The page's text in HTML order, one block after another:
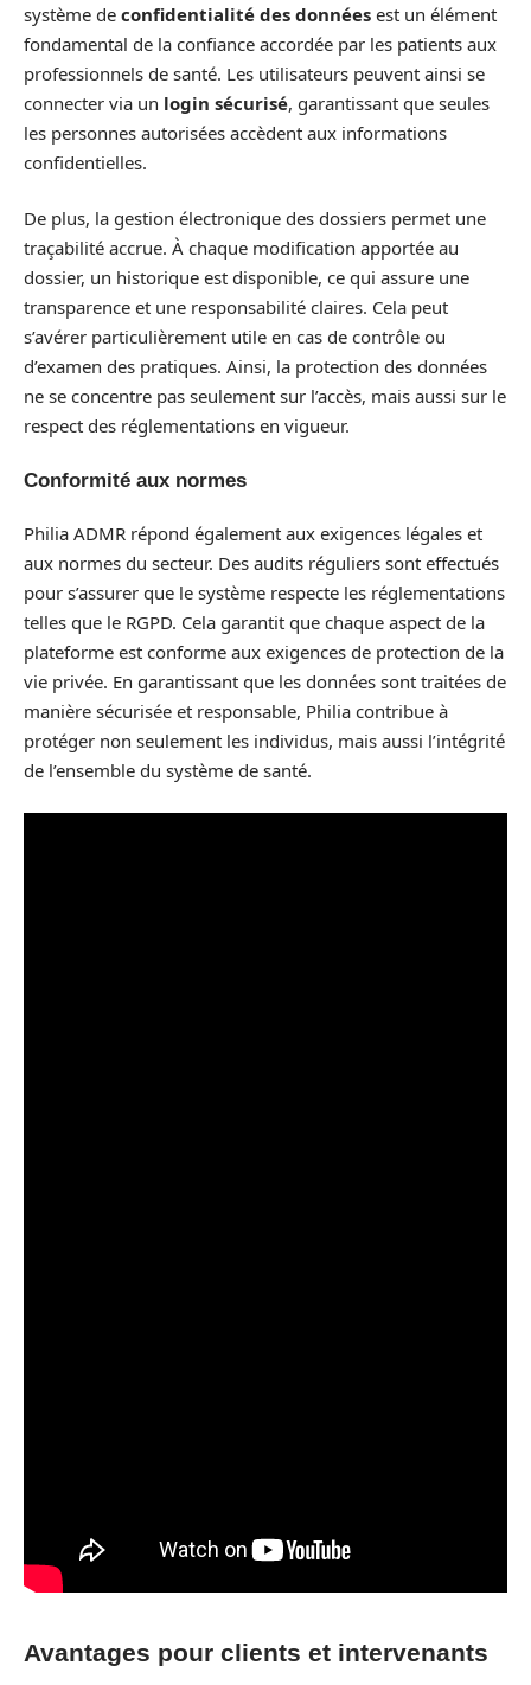
système de confidentialité des données est un élément
fondamental de la confiance accordée par les patients aux
professionnels de santé. Les utilisateurs peuvent ainsi se
connecter via un login sécurisé, garantissant que seules
les personnes autorisées accèdent aux informations
confidentielles.
De plus, la gestion électronique des dossiers permet une
traçabilité accrue. À chaque modification apportée au
dossier, un historique est disponible, ce qui assure une
transparence et une responsabilité claires. Cela peut
s’avérer particulièrement utile en cas de contrôle ou
d’examen des pratiques. Ainsi, la protection des données
ne se concentre pas seulement sur l’accès, mais aussi sur le
respect des réglementations en vigueur.
Conformité aux normes
Philia ADMR répond également aux exigences légales et
aux normes du secteur. Des audits réguliers sont effectués
pour s’assurer que le système respecte les réglementations
telles que le RGPD. Cela garantit que chaque aspect de la
plateforme est conforme aux exigences de protection de la
vie privée. En garantissant que les données sont traitées de
manière sécurisée et responsable, Philia contribue à
protéger non seulement les individus, mais aussi l’intégrité
de l’ensemble du système de santé.
Avantages pour clients et intervenants